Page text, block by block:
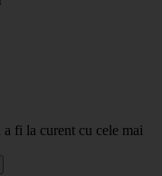
fi la curent cu cele mai